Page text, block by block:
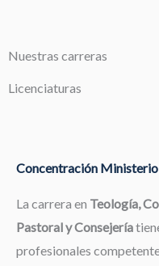
Nuestras carreras
Licenciaturas
Concentración
La carrera en Teología,
Pastoral y Consejería
profesionales